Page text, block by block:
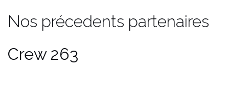
Nos précedents partenaires
Crew 263